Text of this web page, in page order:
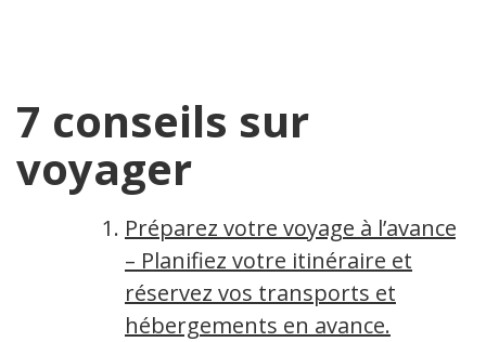
7 conseils sur
voyager
Préparez votre voyage à l’avance
– Planifiez votre itinéraire et
réservez vos transports et
hébergements en avance.